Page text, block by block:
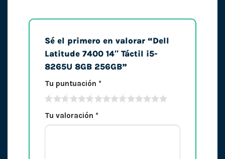
Sé el primero en valorar “Dell
Latitude 7400 14″ Táctil i5-
8265U 8GB 256GB”
Tu puntuación *
Tu valoración *